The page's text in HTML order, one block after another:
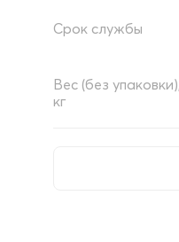
Срок службы
Вес (без
кг